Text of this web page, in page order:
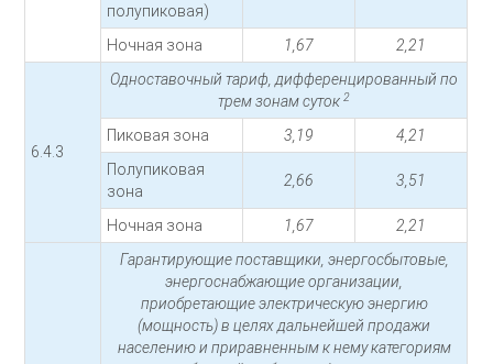
полупиковая)
Ночная зона 1,67 2,21
6.4.3
Одноставочный тариф, дифференцированный по
трем зонам суток2
Пиковая зона 3,19
4,21
Полупиковая
зона
2,66 3,51
Ночная зона 1,67 2,21
Гарантирующие поставщики, энергосбытовые,
энергоснабжающие организации,
приобретающие электрическую энергию
(мощность) в целях дальнейшей продажи
населению и приравненным к нему категориям